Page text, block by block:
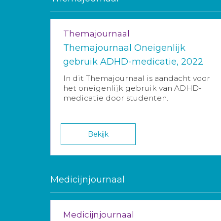
Themajournaal
Themajournaal Oneigenlijk
gebruik ADHD-medicatie, 2022
In dit Themajournaal is aandacht voor
het oneigenlijk gebruik van ADHD-
medicatie door studenten.
Bekijk
Medicijnjournaal
Medicijnjournaal